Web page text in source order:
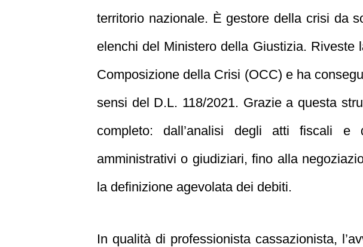
territorio nazionale. È gestore della crisi da
elenchi del Ministero della Giustizia.
Composizione della Crisi (OCC) e ha
sensi del D.L. 118/2021. Grazie a questa
completo: dall’analisi degli atti fiscali e
amministrativi o giudiziari, fino alla
la definizione agevolata dei debiti.
In qualità di professionista cassazionista,